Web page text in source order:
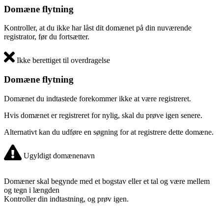
Domæne flytning
Kontroller, at du ikke har låst dit domænet på din nuværende
registrator, før du fortsætter.
Ikke berettiget til overdragelse
Domæne flytning
Domænet du indtastede forekommer ikke at være registreret.
Hvis domænet er registreret for nylig, skal du prøve igen senere.
Alternativt kan du udføre en søgning for at registrere dette domæne.
Ugyldigt domænenavn
Domæner skal begynde med et bogstav eller et tal og være mellem
og tegn i længden
Kontroller din indtastning, og prøv igen.